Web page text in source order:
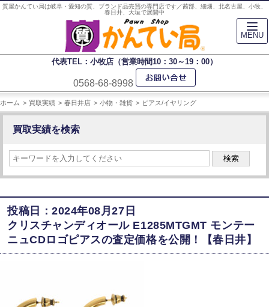
質屋かんてい局は岐阜・愛知の質、ブランド品売買の専門店です／茜部、細畑、北名古屋、小牧、
春日井、大垣で展開中
代表TEL：小牧店（営業時間10：30～19：00）
0568-68-8998
ホーム 買取実績 春日井店 小物・雑貨 ピアス/イヤリング
買取実績を検索
検索
投稿日：2024年08月27日
クリスチャンディオール E1285MTGMT モンテー
ニュCDロゴピアスの査定価格を公開！【春日井】
MENU